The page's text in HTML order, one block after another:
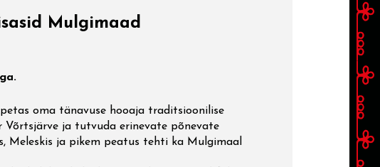
Mulgimaad
oma tänavuse hooaja traditsioonilise
Võrtsjärve ja tutvuda erinevate põnevate
Meleskis ja pikem peatus tehti ka Mulgimaal